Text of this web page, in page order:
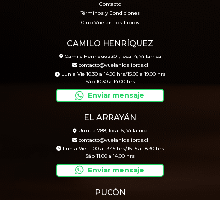
Contacto
Términos y Condiciones
Club Vuelan Los Libros
CAMILO HENRÍQUEZ
Camilo Henríquez 301, local 4, Villarrica
contacto@vuelanloslibros.cl
Lun a Vie 10.30 a 14.00 hrs/15.00 a 19.00 hrs
Sáb 10.30 a 14.00 hrs
Enviar mensaje
EL ARRAYÁN
Urrutia 788, local 5, Villarrica
contacto@vuelanloslibros.cl
Lun a Vie 11.00 a 13.45 hrs/15.15 a 18.30 hrs
Sáb 11.00 a 14.00 hrs
Enviar mensaje
PUCÓN